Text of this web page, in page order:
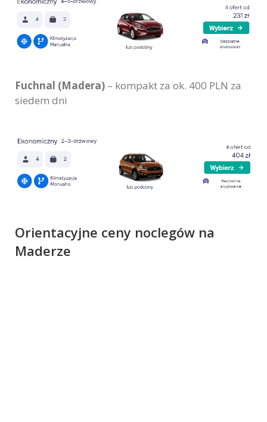
Fuchnal (Madera) – kompakt za ok. 400 PLN za
siedem dni
Orientacyjne ceny noclegów na
Maderze